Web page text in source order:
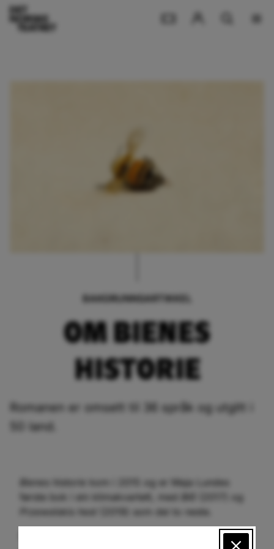
BAKGRUNNSARTIKKEL
OM BIENES
HISTORIE
Romanen er omsett til 36 språk og utgitt i
50 land.
Bienes historie
kom i 2015 og er Maja Lundes
første bok i ein klimakvartett, med
(2017) og
Przewalskis hest
(2019) som dei to neste.
Denne nyskrivne musikalen er basert på romanen